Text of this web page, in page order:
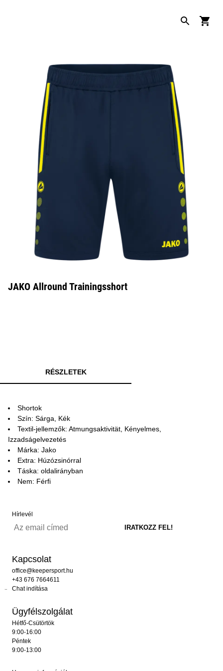
JAKO Allround Trainingsshort
RÉSZLETEK
Shortok
Szín: Sárga, Kék
Textil-jellemzők: Atmungsaktivität, Kényelmes,
Izzadságelvezetés
Márka: Jako
Extra: Húzózsinórral
Táska: oldalirányban
Nem: Férfi
Hírlevél
Kapcsolat
office@keepersport.hu
+43 676 7664611
Chat indítása
Ügyfélszolgálat
Hétfő-Csütörtök
9:00-16:00
Péntek
9:00-13:00